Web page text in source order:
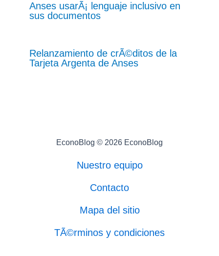
Anses usarÃ¡ lenguaje inclusivo en
sus documentos
Relanzamiento de crÃ©ditos de la
Tarjeta Argenta de Anses
EconoBlog © 2026 EconoBlog
Nuestro equipo
Contacto
Mapa del sitio
TÃ©rminos y condiciones